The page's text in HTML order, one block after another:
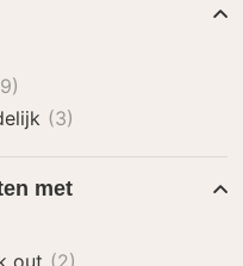
(3)
met
out (2)